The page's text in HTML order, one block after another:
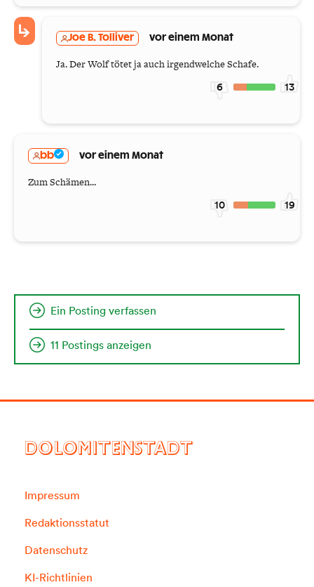
Joe B. Tolliver vor einem Monat
Ja. Der Wolf tötet ja auch irgendwelche Schafe.
6 13
bb vor einem Monat
Zum Schämen...
10 19
Ein Posting verfassen
11 Postings anzeigen
DOLOMITENSTADT
Impressum
Redaktionsstatut
Datenschutz
KI-Richtlinien